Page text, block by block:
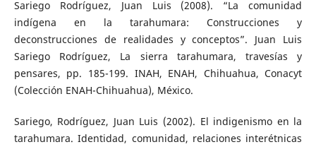
Sariego Rodríguez, Juan Luis (2008). “La comunidad
indígena en la tarahumara: Construcciones y
deconstrucciones de realidades y conceptos”. Juan Luis
Sariego Rodríguez, La sierra tarahumara, travesías y
pensares, pp. 185-199. INAH, ENAH, Chihuahua, Conacyt
(Colección ENAH-Chihuahua), México.
Sariego, Rodríguez, Juan Luis (2002). El indigenismo en la
tarahumara. Identidad, comunidad, relaciones interétnicas